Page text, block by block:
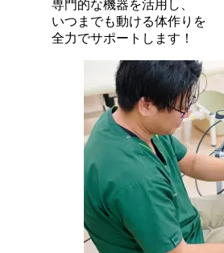
専門的な機器を活用し、
いつまでも動ける体作りを
全力でサポートします！